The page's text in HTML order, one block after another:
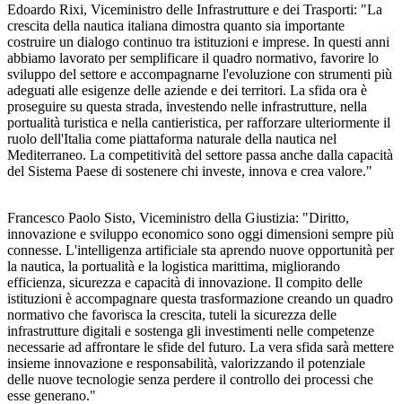
Edoardo Rixi, Viceministro delle Infrastrutture e dei Trasporti: "La
crescita della nautica italiana dimostra quanto sia importante
costruire un dialogo continuo tra istituzioni e imprese. In questi anni
abbiamo lavorato per semplificare il quadro normativo, favorire lo
sviluppo del settore e accompagnarne l'evoluzione con strumenti più
adeguati alle esigenze delle aziende e dei territori. La sfida ora è
proseguire su questa strada, investendo nelle infrastrutture, nella
portualità turistica e nella cantieristica, per rafforzare ulteriormente il
ruolo dell'Italia come piattaforma naturale della nautica nel
Mediterraneo. La competitività del settore passa anche dalla capacità
del Sistema Paese di sostenere chi investe, innova e crea valore."
Francesco Paolo Sisto, Viceministro della Giustizia: "Diritto,
innovazione e sviluppo economico sono oggi dimensioni sempre più
connesse. L'intelligenza artificiale sta aprendo nuove opportunità per
la nautica, la portualità e la logistica marittima, migliorando
efficienza, sicurezza e capacità di innovazione. Il compito delle
istituzioni è accompagnare questa trasformazione creando un quadro
normativo che favorisca la crescita, tuteli la sicurezza delle
infrastrutture digitali e sostenga gli investimenti nelle competenze
necessarie ad affrontare le sfide del futuro. La vera sfida sarà mettere
insieme innovazione e responsabilità, valorizzando il potenziale
delle nuove tecnologie senza perdere il controllo dei processi che
esse generano."